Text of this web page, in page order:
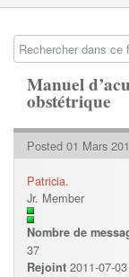
Manuel
obstétrique
Posted 01 Mars
Patricia.
Jr. Member
Nombre de
37
Rejoint 2011-07-03